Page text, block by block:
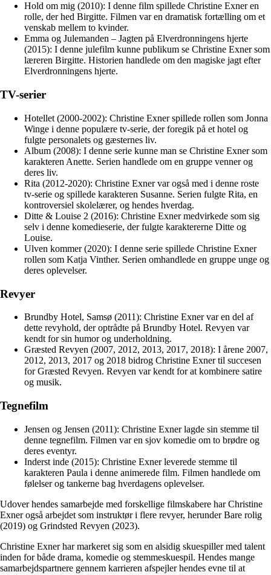
Hold om mig (2010): I denne film spillede Christine Exner en
rolle, der hed Birgitte. Filmen var en dramatisk fortælling om et
venskab mellem to kvinder.
Emma og Julemanden – Jagten på Elverdronningens hjerte
(2015): I denne julefilm kunne publikum se Christine Exner som
læreren Birgitte. Historien handlede om den magiske jagt efter
Elverdronningens hjerte.
TV-serier
Hotellet (2000-2002): Christine Exner spillede rollen som Jonna
Winge i denne populære tv-serie, der foregik på et hotel og
fulgte personalets og gæsternes liv.
Album (2008): I denne serie kunne man se Christine Exner som
karakteren Anette. Serien handlede om en gruppe venner og
deres liv.
Rita (2012-2020): Christine Exner var også med i denne roste
tv-serie og spillede karakteren Susanne. Serien fulgte Rita, en
kontroversiel skolelærer, og hendes hverdag.
Ditte & Louise 2 (2016): Christine Exner medvirkede som sig
selv i denne komedieserie, der fulgte karaktererne Ditte og
Louise.
Ulven kommer (2020): I denne serie spillede Christine Exner
rollen som Katja Vinther. Serien omhandlede en gruppe unge og
deres oplevelser.
Revyer
Brundby Hotel, Samsø (2011): Christine Exner var en del af
dette revyhold, der optrådte på Brundby Hotel. Revyen var
kendt for sin humor og underholdning.
Græsted Revyen (2007, 2012, 2013, 2017, 2018): I årene 2007,
2012, 2013, 2017 og 2018 bidrog Christine Exner til succesen
for Græsted Revyen. Revyen var kendt for at kombinere satire
og musik.
Tegnefilm
Jensen og Jensen (2011): Christine Exner lagde sin stemme til
denne tegnefilm. Filmen var en sjov komedie om to brødre og
deres eventyr.
Inderst inde (2015): Christine Exner leverede stemme til
karakteren Paula i denne animerede film. Filmen handlede om
følelser og tankerne bag hverdagens oplevelser.
Udover hendes samarbejde med forskellige filmskabere har Christine
Exner også arbejdet som instruktør i flere revyer, herunder Bare rolig
(2019) og Grindsted Revyen (2023).
Christine Exner har markeret sig som en alsidig skuespiller med talent
inden for både drama, komedie og stemmeskuespil. Hendes mange
samarbejdspartnere gennem karrieren afspejler hendes evne til at